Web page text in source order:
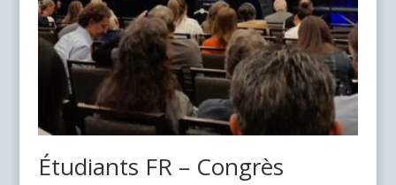
Étudiants FR – Congrès